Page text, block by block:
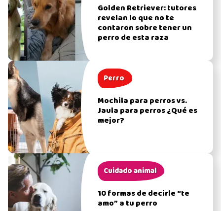
Golden Retriever: tutores
revelan lo que no te
contaron sobre tener un
perro de esta raza
Perro
Mochila para perros vs.
Jaula para perros ¿Qué es
mejor?
Cuidado animal
10 formas de decirle “te
amo” a tu perro